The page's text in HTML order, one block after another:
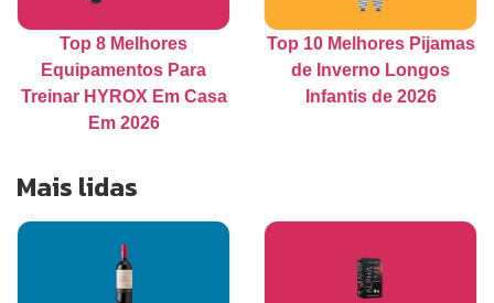
Top 8 Melhores
Equipamentos Para
Treinar HYROX Em Casa
Em 2026
Top 10 Melhores Pijamas
de Inverno Longos
Infantis de 2026
Mais lidas